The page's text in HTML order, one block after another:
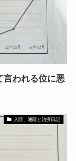
言われる位に悪
入院、通院と治療日記